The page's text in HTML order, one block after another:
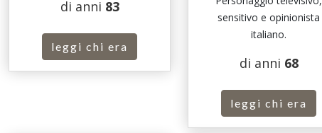
di anni 83
leggi chi era
sensitivo e opinionista
italiano.
di anni 68
leggi chi era